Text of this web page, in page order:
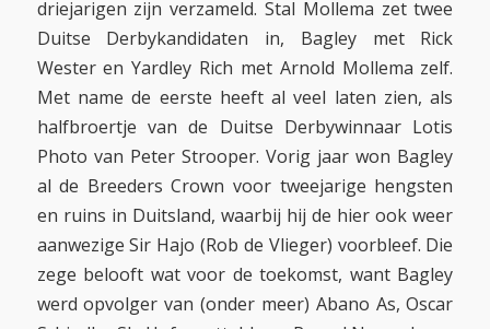
driejarigen zijn verzameld. Stal Mollema zet twee
Duitse Derbykandidaten in, Bagley met Rick
Wester en Yardley Rich met Arnold Mollema zelf.
Met name de eerste heeft al veel laten zien, als
halfbroertje van de Duitse Derbywinnaar Lotis
Photo van Peter Strooper. Vorig jaar won Bagley
al de Breeders Crown voor tweejarige hengsten
en ruins in Duitsland, waarbij hij de hier ook weer
aanwezige Sir Hajo (Rob de Vlieger) voorbleef. Die
zege belooft wat voor de toekomst, want Bagley
werd opvolger van (onder meer) Abano As, Oscar